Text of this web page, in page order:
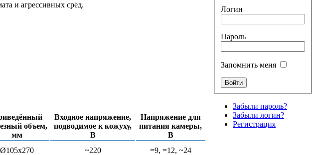
и агрессивных сред.
объем,
мм
Входное напряжение,
подводимое к кожуху,
В
Напряжение для
питания камеры,
В
Ø105x270 ~220 =9, =12, ~24
Логин
Пароль
Запомнить меня
Забыли пароль?
Забыли логин?
Регистрация